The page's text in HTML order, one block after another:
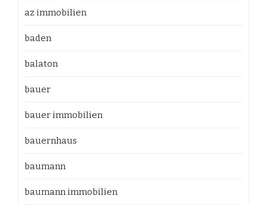
az immobilien
baden
balaton
bauer
bauer immobilien
bauernhaus
baumann
baumann immobilien